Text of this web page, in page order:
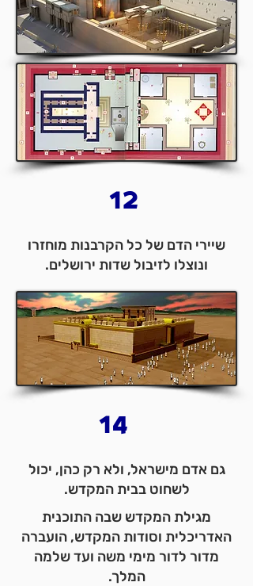
12
שיירי הדם של כל הקרבנות מוחזרו
ונוצלו לזיבול שדות ירושלים.
14
גם אדם מישראל, ולא רק כהן, יכול
לשחוט בבית המקדש.
מגילת המקדש שבה התוכנית
האדריכלית וסודות המקדש, הועברה
מדור לדור מימי משה ועד שלמה
המלך.